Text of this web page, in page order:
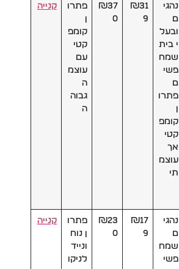
נהגי
ם
ובעל
י בית
שמח
פשי
ם
פתרו
ן
קומפ
קטי
אך
עוצמ
תי
₪31
9
₪37
0
פתרו
ן
קומפ
קטי
עם
עוצמ
ה
גבוה
ה
קנייה
נהגי
ם
שמח
פשי
₪17
9
₪23
0
פתרו
ן נוח
ונייד
לניקו
קנייה